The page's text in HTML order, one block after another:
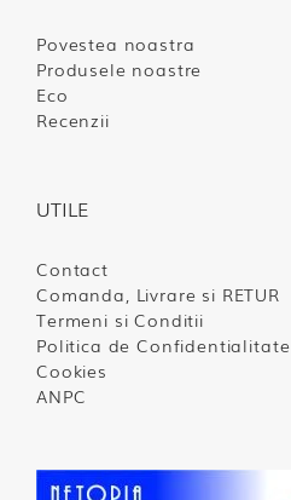
Povestea noastra
Produsele noastre
Eco
Recenzii
UTILE
Contact
Comanda, Livrare si RETUR
Termeni si Conditii
Politica de Confidentialitate
Cookies
ANPC